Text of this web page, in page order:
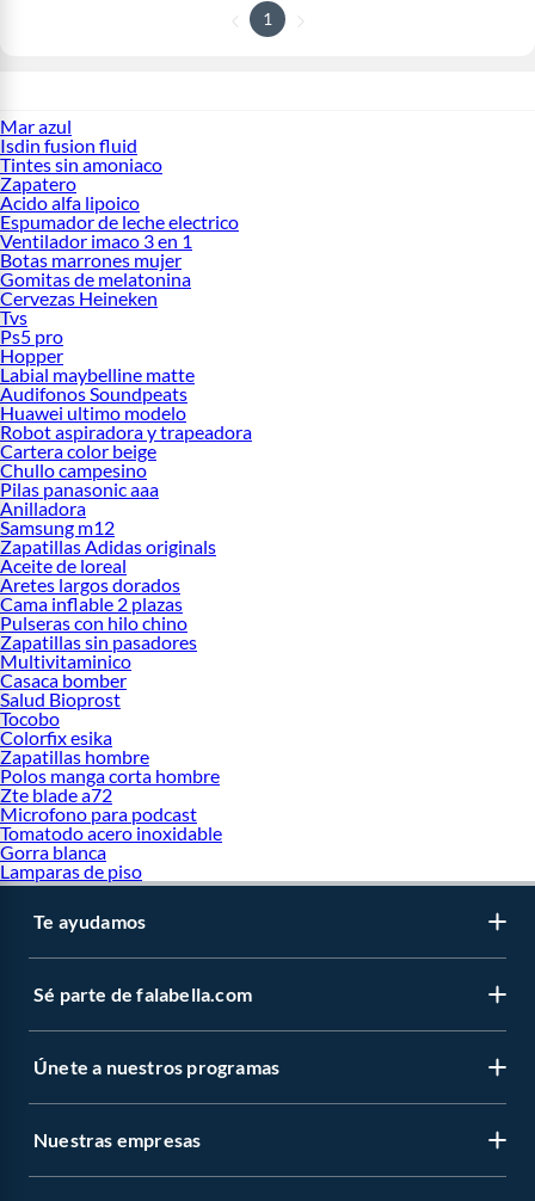
1
Mar azul
Isdin fusion fluid
Tintes sin amoniaco
Zapatero
Acido alfa lipoico
Espumador de leche electrico
Ventilador imaco 3 en 1
Botas marrones mujer
Gomitas de melatonina
Cervezas Heineken
Tvs
Ps5 pro
Hopper
Labial maybelline matte
Audifonos Soundpeats
Huawei ultimo modelo
Robot aspiradora y trapeadora
Cartera color beige
Chullo campesino
Pilas panasonic aaa
Anilladora
Samsung m12
Zapatillas Adidas originals
Aceite de loreal
Aretes largos dorados
Cama inflable 2 plazas
Pulseras con hilo chino
Zapatillas sin pasadores
Multivitaminico
Casaca bomber
Salud Bioprost
Tocobo
Colorfix esika
Zapatillas hombre
Polos manga corta hombre
Zte blade a72
Microfono para podcast
Tomatodo acero inoxidable
Gorra blanca
Lamparas de piso
Te ayudamos
Sé parte de falabella.com
Únete a nuestros programas
Nuestras empresas